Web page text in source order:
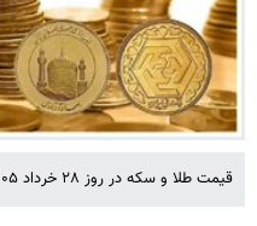
قیمت طلا و سکه در روز ۲۸ خرداد ۱۴۰۵ اعلام شد.